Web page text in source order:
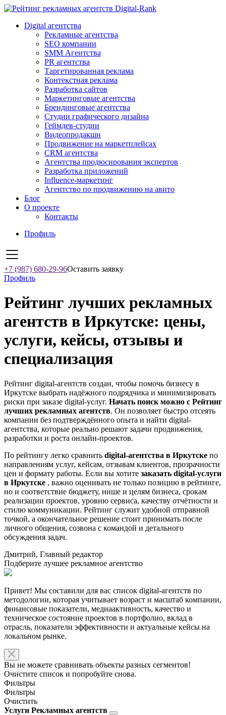
Digital-Rank
Digital агентства
Рекламные агентства
SEO компании
SMM Агентства
PR агентства
Таргетированная реклама
Контекстная реклама
Разработка сайтов
Маркетинговые агентства
Брендинговые агентства
Студии графического дизайна
Геймдев-студии
Видеопродакшн
Продвижение на маркетплейсах
CRM агентства
Агентства продюсирования экспертов
Разработка приложений
Influence-маркетинг
Агентство по продвижению на авито
Блог
О проекте
Контакты
Профиль
+7 (987) 680-29-96Оставить заявку
Профиль
Рейтинг лучших рекламных
агентств в Иркутске: цены,
услуги, кейсы, отзывы и
специализация
Рейтинг digital-агентств создан, чтобы помочь бизнесу в
Иркутске выбрать надёжного подрядчика и минимизировать
риски при заказе digital-услуг. Начать поиск можно с Рейтинг
лучших рекламных агентств. Он позволяет быстро отсеять
компании без подтверждённого опыта и найти digital-
агентства, которые реально решают задачи продвижения,
разработки и роста онлайн-проектов.
По рейтингу легко сравнить digital-агентства в Иркутске по
направлениям услуг, кейсам, отзывам клиентов, прозрачности
цен и формату работы. Если вы хотите заказать digital-услуги
в Иркутске , важно оценивать не только позицию в рейтинге,
но и соответствие бюджету, нише и целям бизнеса, срокам
реализации проектов, уровню сервиса, качеству отчётности и
стилю коммуникации. Рейтинг служит удобной отправной
точкой, а окончательное решение стоит принимать после
личного общения, созвона с командой и детального
обсуждения задач.
Дмитрий, Главный редактор
Подберите лучшее рекламное агентство
Привет! Мы составили для вас список digital-агентств по
методологии, которая учитывает возраст и масштаб компании,
финансовые показатели, медиаактивность, качество и
техническое состояние проектов в портфолио, вклад в
отрасль, показатели эффективности и актуальные кейсы на
локальном рынке.
Вы не можете сравнивать объекты разных сегментов!
Очистите список и попробуйте снова.
Фильтры
Фильтры
Очистить
Услуги Рекламных агентств